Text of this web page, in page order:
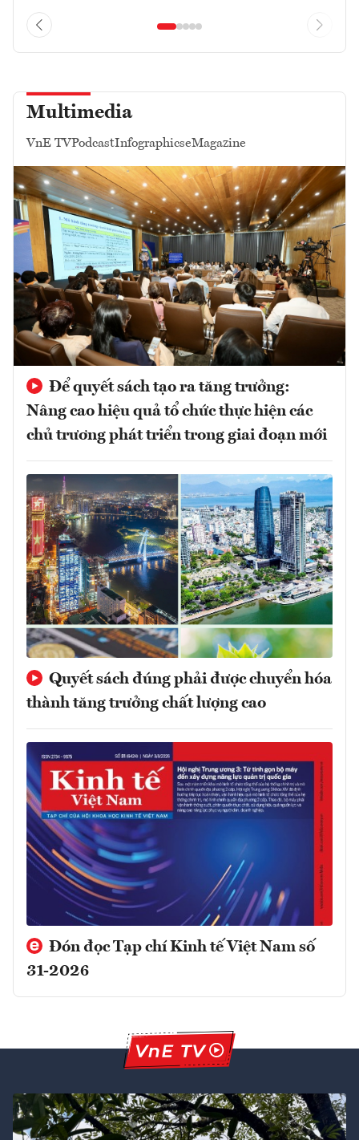
Multimedia
VnE TVPodcastInfographicseMagazine
Để quyết sách tạo ra tăng trưởng:
Nâng cao hiệu quả tổ chức thực hiện các
chủ trương phát triển trong giai đoạn mới
Quyết sách đúng phải được chuyển hóa
thành tăng trưởng chất lượng cao
Đón đọc Tạp chí Kinh tế Việt Nam số
31-2026